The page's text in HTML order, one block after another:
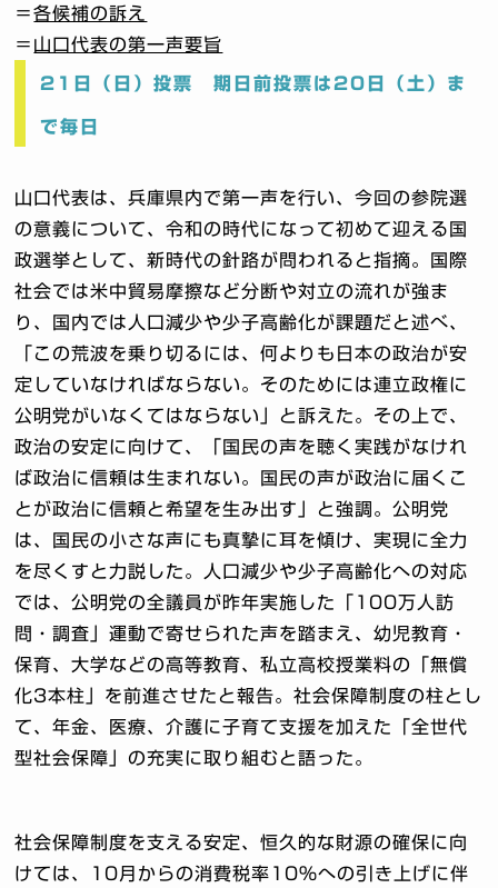
＝各候補の訴え
＝ 山口代表の第一声要旨
21日（日）投票 期日前投票は20日（土）ま
で毎日
山口代表は、兵庫県内で第一声を行い、今回の参院選
の意義について、令和の時代になって初めて迎える国
政選挙として、新時代の針路が問われると指摘。国際
社会では米中貿易摩擦など分断や対立の流れが強ま
り、国内では人口減少や少子高齢化が課題だと述べ、
「この荒波を乗り切るには、何よりも日本の政治が安
定していなければならない。そのためには連立政権に
公明党がいなくてはならない」と訴えた。その上で、
政治の安定に向けて、「国民の声を聴く実践がなけれ
ば政治に信頼は生まれない。国民の声が政治に届くこ
とが政治に信頼と希望を生み出す」と強調。公明党
は、国民の小さな声にも真摯に耳を傾け、実現に全力
を尽くすと力説した。人口減少や少子高齢化への対応
では、公明党の全議員が昨年実施した「100万人訪
問・調査」運動で寄せられた声を踏まえ、幼児教育・
保育、大学などの高等教育、私立高校授業料の「無償
化3本柱」を前進させたと報告。社会保障制度の柱とし
て、年金、医療、介護に子育て支援を加えた「全世代
型社会保障」の充実に取り組むと語った。
社会保障制度を支える安定、恒久的な財源の確保に向
けては、10月からの消費税率10％への引き上げに伴